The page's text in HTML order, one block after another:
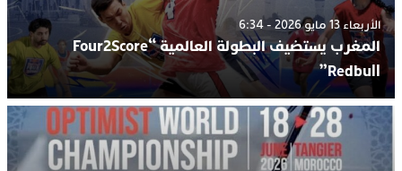
الأربعاء 13 مايو 2026 - 6:34
المغرب يستضيف البطولة العالمية “Four2Score
Redbull”